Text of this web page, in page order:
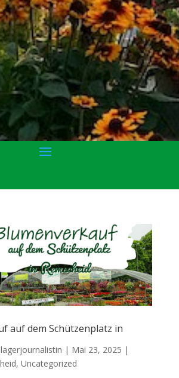
auf dem Schützenplatz in
| Mai 23, 2025 |
, Uncategorized